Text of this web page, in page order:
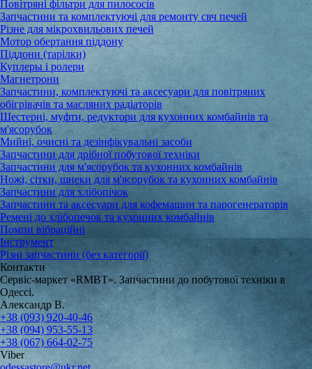
Повітряні фільтри для пилососів
Запчастини та комплектуючі для ремонту свч печей
Різне для мікрохвильових печей
Мотор обертання піддону
Піддони (тарілки)
Куплеры і ролери
Магнетрони
Запчастини, комплектуючі та аксесуари для повітряних
обігрівачів та масляних радіаторів
Шестерні, муфти, редуктори для кухонних комбайнів та
м'ясорубок
Мийні, очисні та дезінфікувальні засоби
Запчастини для дрібної побутової техніки
Запчастини для м'ясорубок та кухонних комбайнів
Ножі, сітки, шнеки для м'ясорубок та кухонних комбайнів
Запчастини для хлібопічок
Запчастини та аксесуари для кофемашин та парогенераторів
Ремені до хлібопечок та кухонних комбайнів
Помпи вібраційні
Інструмент
Різні запчастини (без категорії)
Контакти
Сервіс-маркет «RMBT». Запчастини до побутової техніки в
Одессі.
Александр В.
+38 (093) 920-40-46
+38 (094) 953-55-13
+38 (067) 664-02-75
Viber